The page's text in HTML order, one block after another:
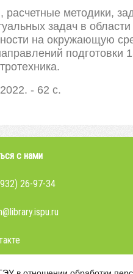
расчетные методики,
задач в области
на окружающую
подготовки
- 62 с.
с нами
26-97-34